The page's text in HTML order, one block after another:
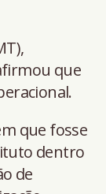
que
que fosse
dentro
de